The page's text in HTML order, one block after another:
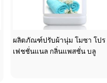
ผลิตภัณฑ์ปรับผ้านุ่ม โมซา โปร
เฟชชั่นแนล กลิ่นแพสชั่น บลู